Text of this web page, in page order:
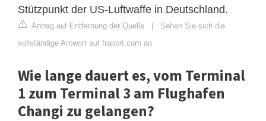
Stützpunkt der US-Luftwaffe in Deutschland.
Antrag auf Entfernung der Quelle | Sehen Sie sich die
vollständige Antwort auf fraport.com an
Wie lange dauert es, vom Terminal
1 zum Terminal 3 am Flughafen
Changi zu gelangen?